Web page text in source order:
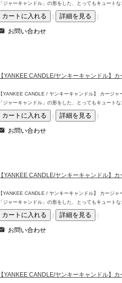
「ジャーキャンドル」の形をした、とってもキュート
【YANKEE CANDLE/ヤンキーキャンドル】
【YANKEE CANDLE / ヤンキーキャンドル】 カージ
「ジャーキャンドル」の形をした、とってもキュート
【YANKEE CANDLE/ヤンキーキャンドル】
【YANKEE CANDLE / ヤンキーキャンドル】 カージ
「ジャーキャンドル」の形をした、とってもキュート
【YANKEE CANDLE/ヤンキーキャンドル】